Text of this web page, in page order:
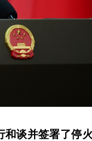
谈并签署了停